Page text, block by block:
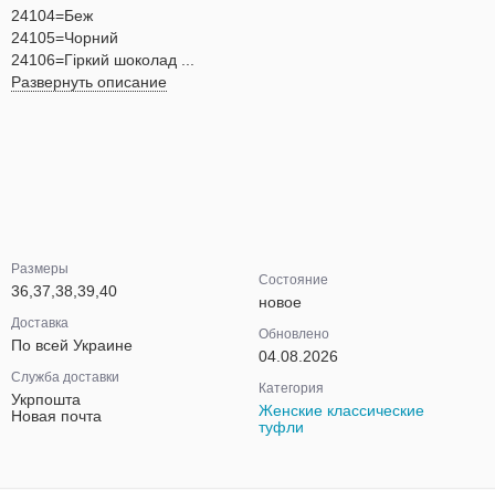
24104=Беж
24105=Чорний
24106=Гіркий шоколад ...
Развернуть описание
Размеры
36,37,38,39,40
Доставка
По всей Украине
Служба доставки
Укрпошта
Новая почта
Состояние
новое
Обновлено
04.08.2026
Категория
Женские классические
туфли